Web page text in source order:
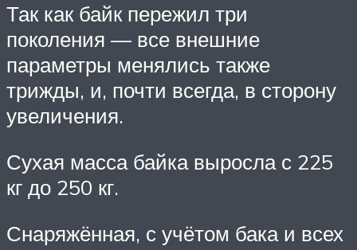
Так как байк пережил три
поколения — все внешние
параметры менялись также
трижды, и, почти всегда, в сторону
увеличения.
Сухая масса байка выросла с 225
кг до 250 кг.
Снаряжённая, с учётом бака и всех